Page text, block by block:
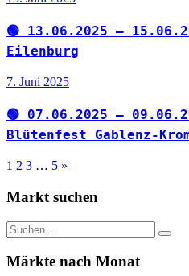
🟢 13.06.2025 –
Eilenburg
7. Juni 2025
🟢 07.06.2025 –
Blütenfest Gablenz-
Seitennummerierung
der
1 2 3 … 5 Nächste
»
Markt suchen
Suchen
nach:
Märkte nach Monat